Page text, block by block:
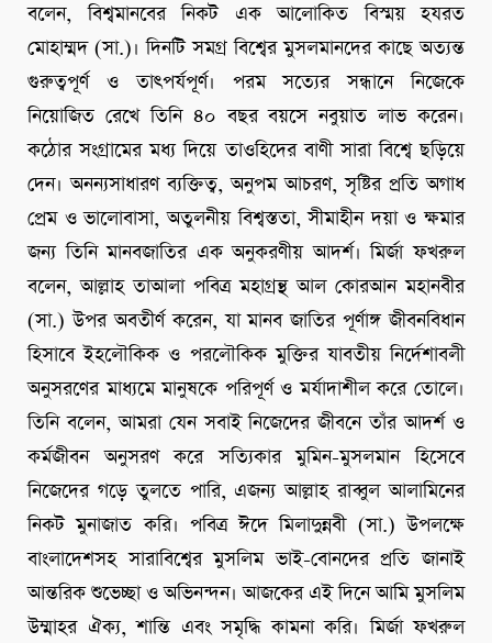
বলেন, বিশ্বমানবের নিকট এক আলোকিত বিস্ময় হযরত
মোহাম্মদ (সা.)। দিনটি সমগ্র বিশ্বের মুসলমানদের কাছে অত্যন্ত
গুরুত্বপূর্ণ ও তাৎপর্যপূর্ণ। পরম সত্যের সন্ধানে নিজেকে
নিয়োজিত রেখে তিনি ৪০ বছর বয়সে নবুয়াত লাভ করেন।
কঠোর সংগ্রামের মধ্য দিয়ে তাওহিদের বাণী সারা বিশ্বে ছড়িয়ে
দেন। অনন্যসাধারণ ব্যক্তিত্ব, অনুপম আচরণ, সৃষ্টির প্রতি অগাধ
প্রেম ও ভালোবাসা, অতুলনীয় বিশ্বস্ততা, সীমাহীন দয়া ও ক্ষমার
জন্য তিনি মানবজাতির এক অনুকরণীয় আদর্শ। মির্জা ফখরুল
বলেন, আল্লাহ তাআলা পবিত্র মহাগ্রন্থ আল কোরআন মহানবীর
(সা.) উপর অবতীর্ণ করেন, যা মানব জাতির পূর্ণাঙ্গ জীবনবিধান
হিসাবে ইহলৌকিক ও পরলৌকিক মুক্তির যাবতীয় নির্দেশাবলী
অনুসরণের মাধ্যমে মানুষকে পরিপূর্ণ ও মর্যাদাশীল করে তোলে।
তিনি বলেন, আমরা যেন সবাই নিজেদের জীবনে তাঁর আদর্শ ও
কর্মজীবন অনুসরণ করে সত্যিকার মুমিন-মুসলমান হিসেবে
নিজেদের গড়ে তুলতে পারি, এজন্য আল্লাহ রাব্বুল আলামিনের
নিকট মুনাজাত করি। পবিত্র ঈদে মিলাদুন্নবী (সা.) উপলক্ষে
বাংলাদেশসহ সারাবিশ্বের মুসলিম ভাই-বোনদের প্রতি জানাই
আন্তরিক শুভেচ্ছা ও অভিনন্দন। আজকের এই দিনে আমি মুসলিম
উম্মাহর ঐক্য, শান্তি এবং সমৃদ্ধি কামনা করি। মির্জা ফখরুল